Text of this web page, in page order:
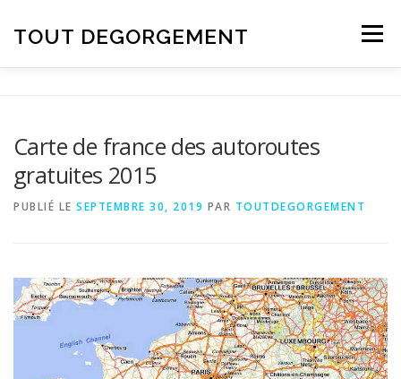
TOUT DEGORGEMENT Menu
Carte de france des autoroutes
gratuites 2015
PUBLIÉ LE SEPTEMBRE 30, 2019 PAR TOUTDEGORGEMENT